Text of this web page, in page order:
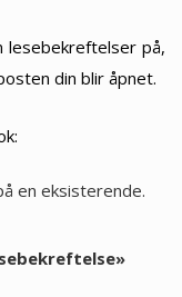
lesebekreftelser på,
din blir åpnet.
en eksisterende.